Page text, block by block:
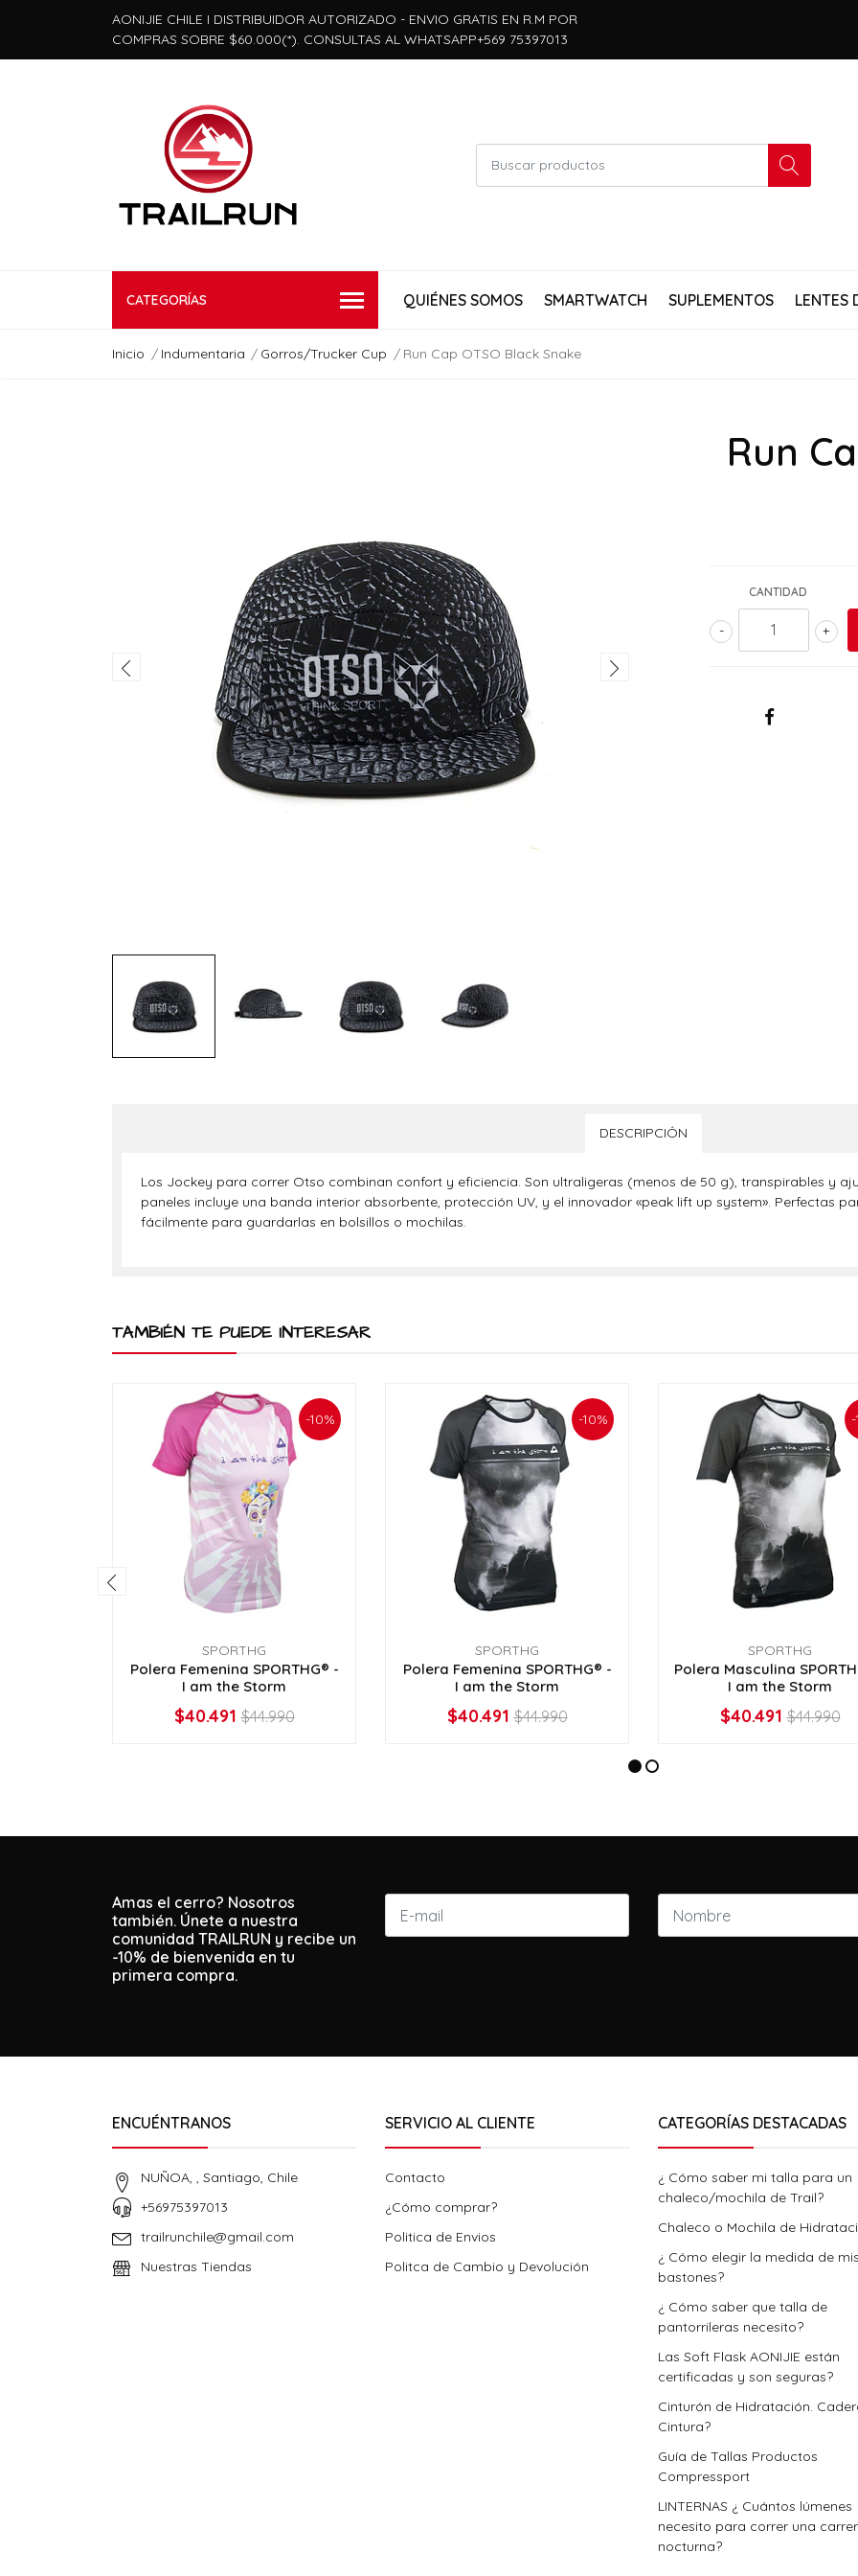
AONIJIE CHILE I DISTRIBUIDOR AUTORIZADO - ENVIO GRATIS EN R.M POR
COMPRAS SOBRE $60.000(*). CONSULTAS AL WHATSAPP+569 75397013
CATEGORÍAS QUIÉNES SOMOS SMARTWATCH SUPLEMENTOS LENTES
Inicio Indumentaria Gorros/Trucker Cup Run Cap OTSO Black Snake
Run
CANTIDAD
+
-
DESCRIPCIÓN
Los Jockey para correr Otso combinan confort y eficiencia. Son ultraligeras (menos de 50 g), transpirables y
paneles incluye una banda interior absorbente, protección UV, y el innovador «peak lift up system». Perfectas
fácilmente para guardarlas en bolsillos o mochilas.
TAMBIÉN TE PUEDE INTERESAR
-10%
SPORTHG
Polera Femenina SPORTHG® -
I am the Storm
VER OPCIONES
$40.491 $44.990
-10%
SPORTHG
Polera Femenina SPORTHG® -
I am the Storm
VER OPCIONES
$40.491 $44.990
SPORTHG
Polera Masculina
I am the Storm
VER OPCIONES
$40.491 $44.990
Amas el cerro? Nosotros
también. Únete a nuestra
comunidad TRAILRUN y recibe un
-10% de bienvenida en tu
primera compra.
ENCUÉNTRANOS
NUÑOA, , Santiago, Chile
+56975397013
trailrunchile@gmail.com
Nuestras Tiendas
SERVICIO AL CLIENTE
Contacto
¿Cómo comprar?
Politica de Envios
Politca de Cambio y Devolución
CATEGORÍAS DESTACADAS
¿ Cómo saber mi talla para un
chaleco/mochila de Trail?
Chaleco o Mochila de
¿ Cómo elegir la medida de mis
bastones?
¿ Cómo saber que talla de
pantorrileras necesito?
Las Soft Flask AONIJIE están
certificadas y son seguras?
Cinturón de Hidratación.
Cintura?
Guía de Tallas Productos
Compressport
LINTERNAS ¿ Cuántos lúmenes
necesito para correr una
nocturna?